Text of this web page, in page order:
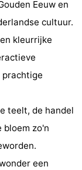
Eeuw en
cultuur.
kleurrijke
prachtige
teelt, de handel
bloem zo'n
een